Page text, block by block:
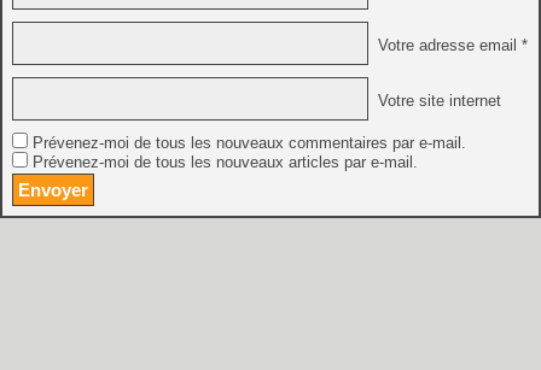
Votre adresse email *
Votre site internet
Prévenez-moi de tous les nouveaux commentaires par e-mail.
Prévenez-moi de tous les nouveaux articles par e-mail.